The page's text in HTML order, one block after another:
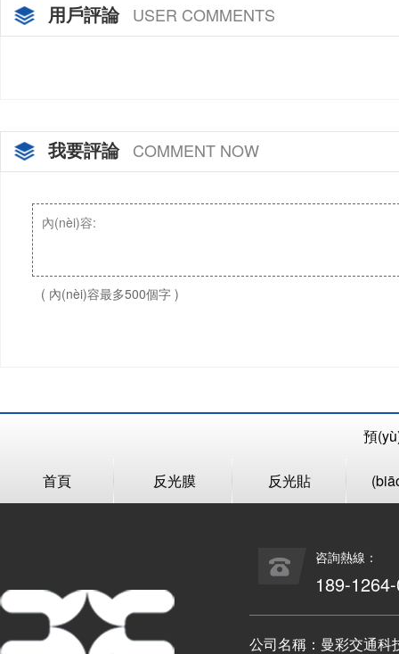
用戶評論 USER COMMENTS
我要評論 COMMENT NOW
( 內(nèi)容最多500個字 )
首頁 反光膜 反光貼
預
咨詢熱線：
189-
公司名稱：曼彩交通科